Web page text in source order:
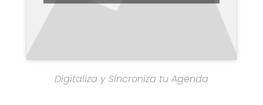
Digitaliza y Sincroniza tu Agenda